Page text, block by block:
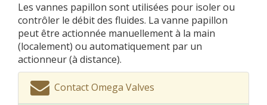
Les vannes papillon sont utilisées pour isoler ou
contrôler le débit des fluides. La vanne papillon
peut être actionnée manuellement à la main
(localement) ou automatiquement par un
actionneur (à distance).
Contact Omega Valves